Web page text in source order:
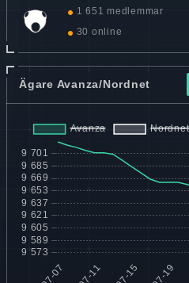
1 651 medlemmar
30 online
Ägare Avanza/Nordnet